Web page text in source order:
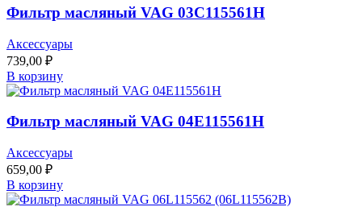
Фильтр масляный VAG 03C115561H
Аксессуары
739,00 ₽
В корзину
Фильтр масляный VAG 04E115561H
Аксессуары
659,00 ₽
В корзину